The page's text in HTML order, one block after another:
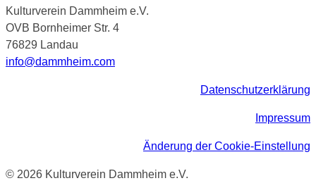
Kulturverein Dammheim e.V.
OVB Bornheimer Str. 4
76829 Landau
info@dammheim.com
Datenschutzerklärung
Impressum
Änderung der Cookie-Einstellung
© 2026 Kulturverein Dammheim e.V.